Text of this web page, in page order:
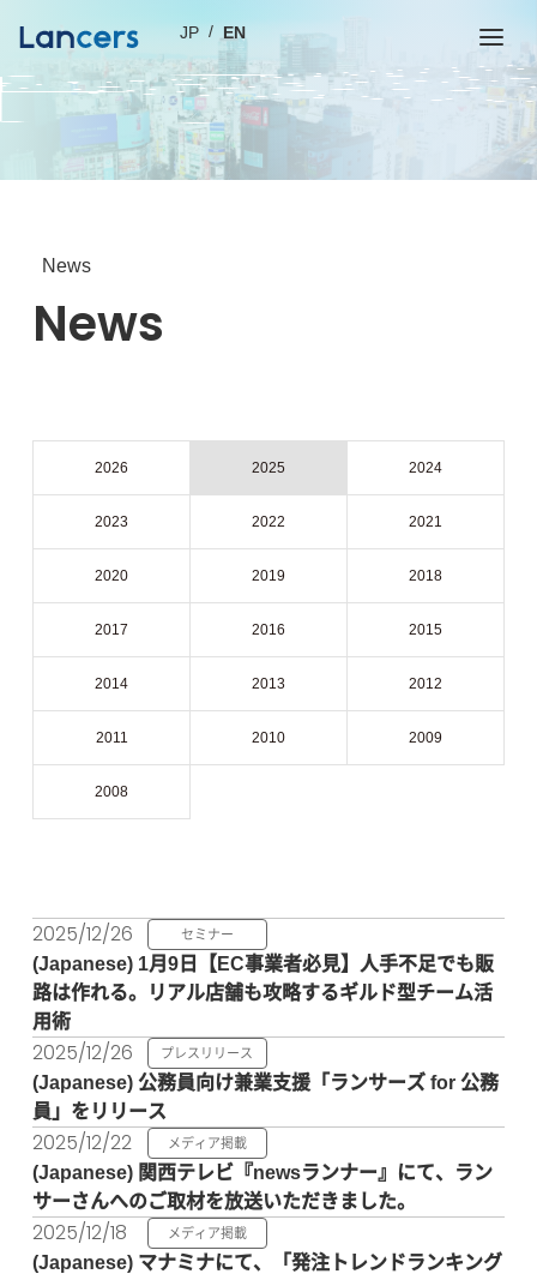
JP EN
News
News
2026 2025 2024
2023 2022 2021
2020 2019 2018
2017 2016 2015
2014 2013 2012
2011 2010 2009
2008
2025/12/26 セミナー
1月9日【EC事業者必見】人手不足でも販
路は作れる。リアル店舗も攻略するギルド型チーム活
用術
2025/12/26 プレスリリース
公務員向け兼業支援「ランサーズ for 公務
員」をリリース
2025/12/22 メディア掲載
関西テレビ『newsランナー』にて、ラン
サーさんへのご取材を放送いただきました。
2025/12/18 メディア掲載
マナミナにて、「発注トレンドランキング